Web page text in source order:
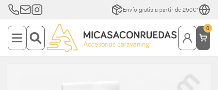
Envío gratis a partir de 250€*
0